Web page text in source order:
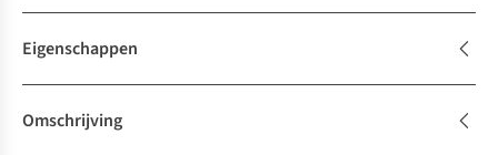
Eigenschappen
Omschrijving